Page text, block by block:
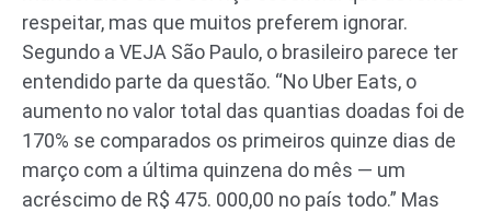
respeitar, mas que muitos preferem ignorar.
Segundo a VEJA São Paulo, o brasileiro parece ter
entendido parte da questão. “No Uber Eats, o
aumento no valor total das quantias doadas foi de
170% se comparados os primeiros quinze dias de
março com a última quinzena do mês — um
acréscimo de R$ 475. 000,00 no país todo.” Mas